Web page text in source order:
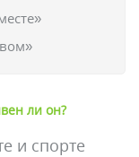
ли он?
и спорте